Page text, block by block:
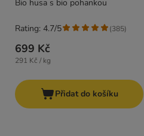
Bio husa s bio pohankou
699 Kč
291 Kč / kg
Rating: 4.7/5 (385)
Přidat do košíku